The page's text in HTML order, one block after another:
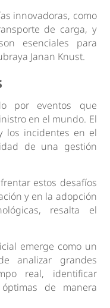
innovadoras, como
de carga, y
esenciales para
Janan Knust.
por eventos que
en el mundo. El
los incidentes en el
de una gestión
estos desafíos
y en la adopción
resalta el
emerge como un
analizar grandes
real, identificar
de manera